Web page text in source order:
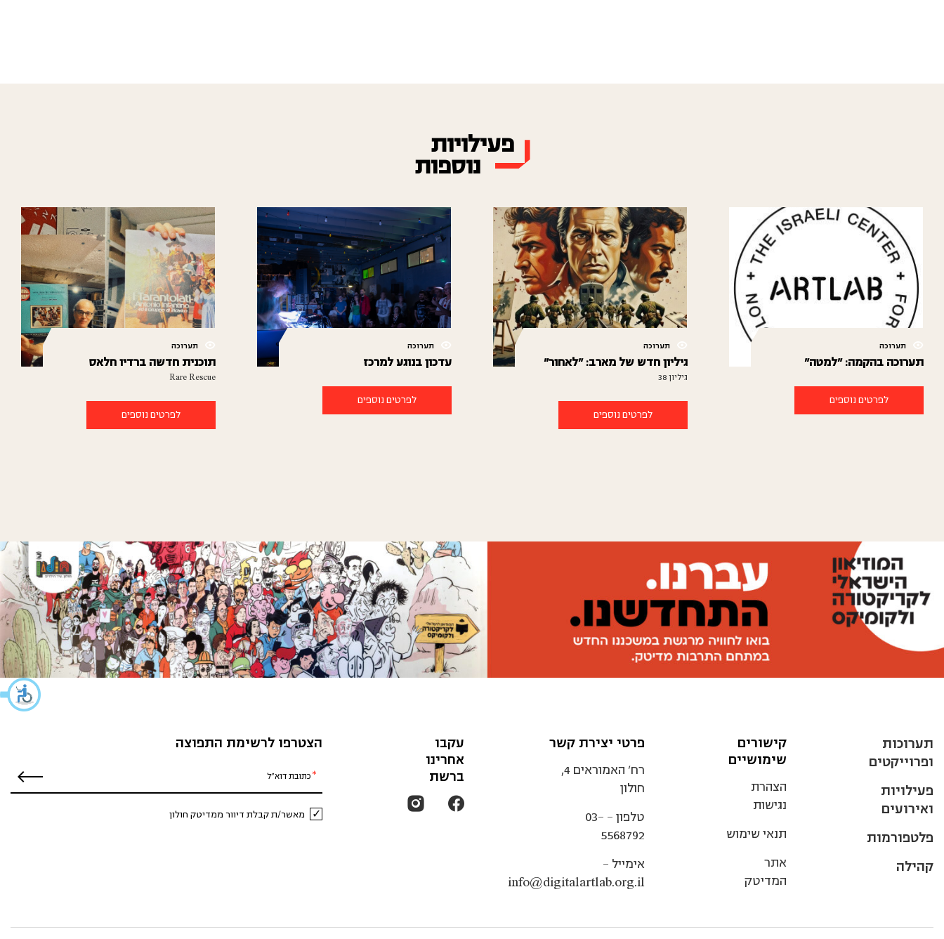
פעילויות
נוספות
תערוכה
תערוכה בהקמה: "למטה"
לפרטים נוספים
תערוכה
גיליון חדש של מארב: "לאחור"
גיליון 38
לפרטים נוספים
תערוכה
עדכון בנוגע למרכז
לפרטים נוספים
תערוכה
תוכנית חדשה ברדיו חלאס
Rare Rescue
לפרטים נוספים
תערוכות
ופרוייקטים
פעילויות
ואירועים
פלטפורמות
קהילה
קישורים
שימושיים
הצהרת
נגישות
תנאי שימוש
אתר
המדיטק
פרטי יצירת קשר
רח' האמוראים 4,
חולון
טלפון - 03-
5568792
אימייל -
info@digitalartlab.org.il
עקבו
אחרינו
ברשת
הצטרפו לרשימת התפוצה
מאשר/ת קבלת דיוור ממדיטק חולון